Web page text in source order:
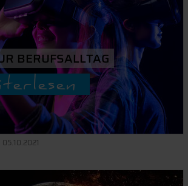
BERUFSALLTAG
05.10.2021